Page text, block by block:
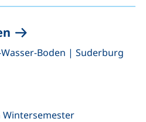
Boden | Suderburg